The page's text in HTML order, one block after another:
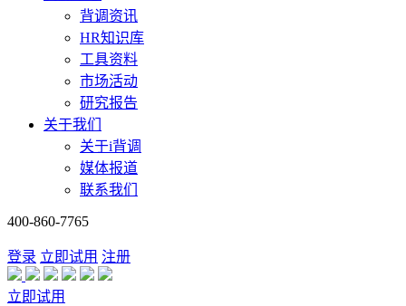
背调资讯
HR知识库
工具资料
市场活动
研究报告
关于我们
关于i背调
媒体报道
联系我们
400-860-7765
登录 立即试用 注册
立即试用